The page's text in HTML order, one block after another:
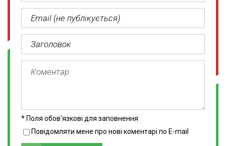
* Поля обов'язкові для заповнення
Повідомляти мене про нові коментарі по E-mail